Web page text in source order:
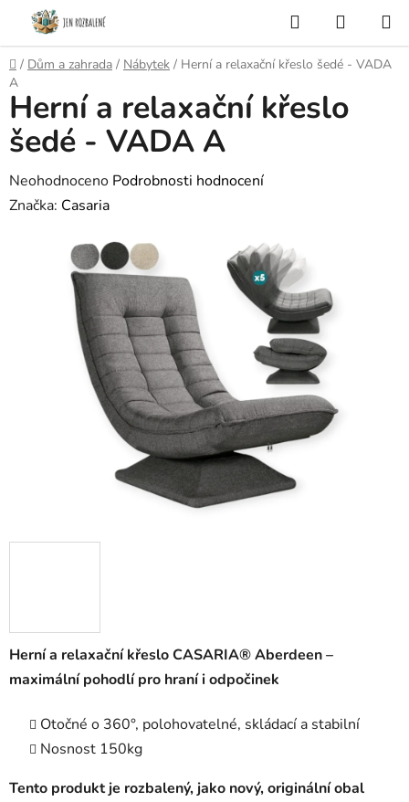
Přejít
obsah
Hledat
KOŠÍK
Domů
/ Dům a zahrada / Nábytek / Herní a relaxační křeslo šedé - VADA
A
Herní a relaxační křeslo CASARIA®️ Aberdeen –
maximální pohodlí pro hraní i odpočinek
Otočné o 360°, polohovatelné, skládací a stabilní
Nosnost 150kg
Tento produkt je rozbalený, jako nový, originální obal
Herní a relaxační křeslo
šedé - VADA A
Průměrné
hodnocení
Neohodnoceno Podrobnosti hodnocení
Značka: Casaria